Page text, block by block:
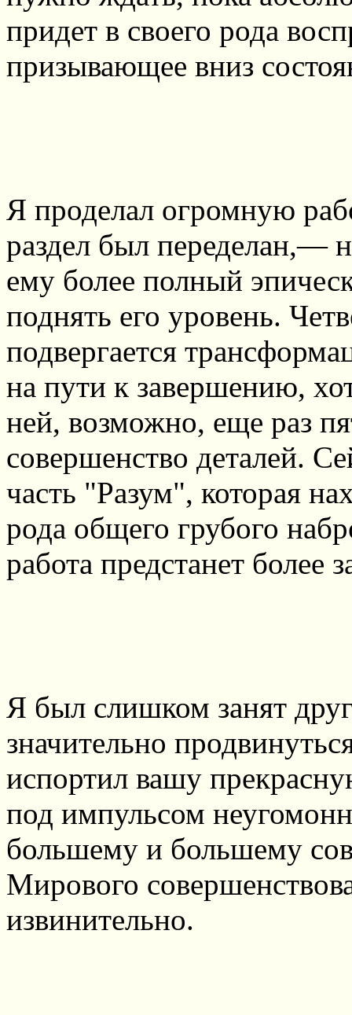
придет в своего рода
призывающее вниз
Я проделал огромную
раздел был переделан,—
ему более полный
поднять его уровень.
подвергается
на пути к завершению,
ней, возможно, еще раз
совершенство деталей.
часть "Разум", которая
рода общего грубого
работа предстанет более
Я был слишком занят
значительно
испортил вашу
под импульсом
большему и большему
Мирового
извинительно.